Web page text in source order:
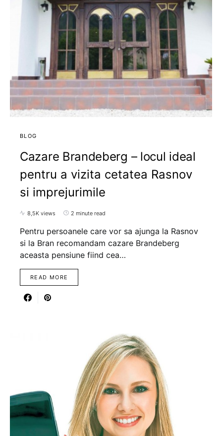
BLOG
Cazare Brandeberg – locul ideal
pentru a vizita cetatea Rasnov
si imprejurimile
8,5K views 2 minute read
Pentru persoanele care vor sa ajunga la Rasnov
si la Bran recomandam cazare Brandeberg
aceasta pensiune fiind cea…
READ MORE